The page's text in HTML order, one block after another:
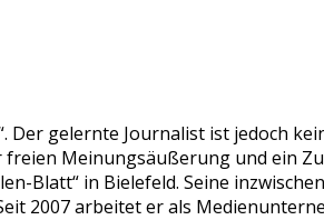
gelernte Journalist ist jedoch
Meinungsäußerung und ein
Blatt“ in Bielefeld. Seine
2007 arbeitet er als